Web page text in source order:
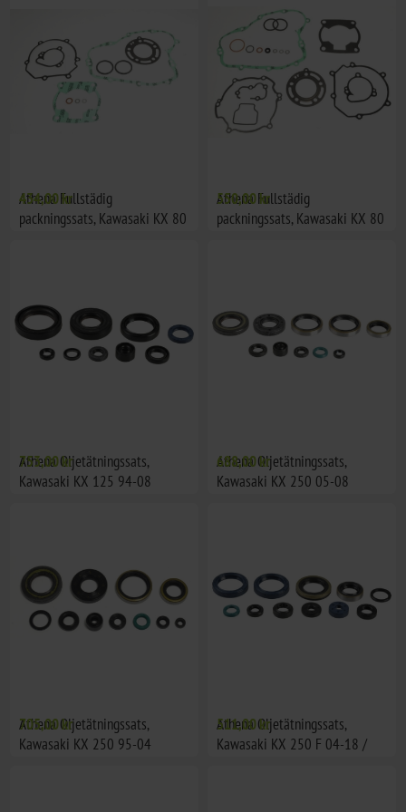
Athena Fullstädig
packningssats, Kawasaki KX 80
434,00 kr
Athena Fullstädig
packningssats, Kawasaki KX 80
550,00 kr
Athena Oljetätningssats,
Kawasaki KX 125 94-08
753,00 kr
Athena Oljetätningssats,
Kawasaki KX 250 05-08
688,00 kr
Athena Oljetätningssats,
Kawasaki KX 250 95-04
705,00 kr
Athena Oljetätningssats,
Kawasaki KX 250 F 04-18 /
511,00 kr